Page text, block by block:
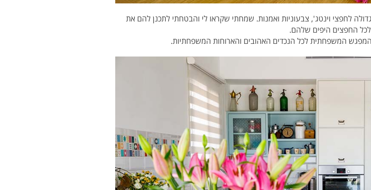
לחפצי וינטג', צבעוניות ואמנות. שמחתי שקראו לי והבטחתי לתכנן להם את
לכל החפצים היפים שלהם.
המשפחתית לכל הנכדים האהובים והארוחות המשפחתיות.